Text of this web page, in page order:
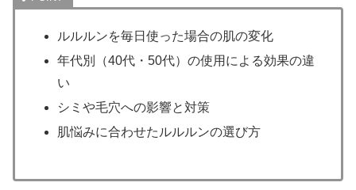
ルルルンを毎日使った場合の肌の変化
年代別（40代・50代）の使用による効果の違
い
シミや毛穴への影響と対策
肌悩みに合わせたルルルンの選び方